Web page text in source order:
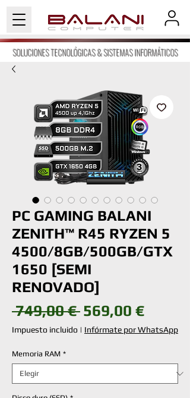
SOLUCIONES TECNOLÓGICAS & SISTEMAS INFORMÁTICOS
PC GAMING BALANI
ZENITH™ R45 RYZEN 5
4500/8GB/500GB/GTX
1650 [SEMI
RENOVADO]
749,00 € Precio
569,00 €Precio
de
Impuesto incluido | Infórmate por WhatsApp
Memoria RAM *